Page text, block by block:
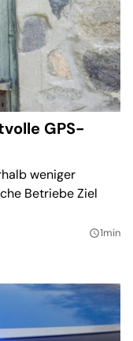
GPS-
weniger
Betriebe Ziel
query_builder1min